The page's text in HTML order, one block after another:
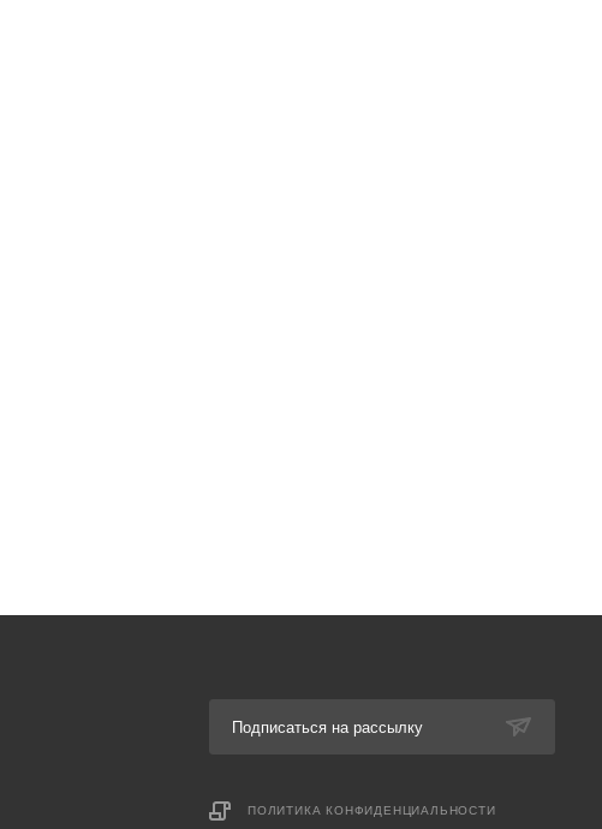
Подписаться на рассылку
ПОЛИТИКА КОНФИДЕНЦИАЛЬНОСТИ